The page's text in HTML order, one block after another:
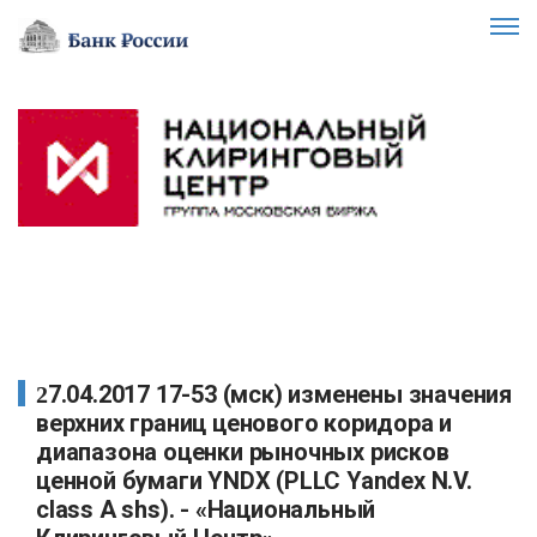
27.04.2017 17-53 (мск) изменены значения
верхних границ ценового коридора и
диапазона оценки рыночных рисков
ценной бумаги YNDX (PLLC Yandex N.V.
class A shs). - «Национальный